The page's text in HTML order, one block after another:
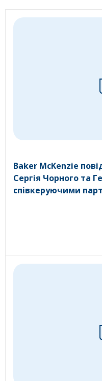
Baker McKenzie
Сергія Чорного та
співкеруючими